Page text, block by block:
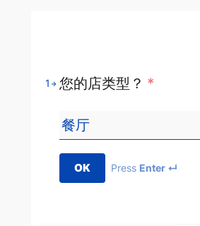
1 您的店类型？ *
OK Press Enter ↵